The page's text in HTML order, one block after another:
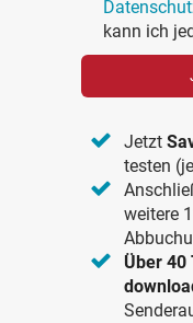
kann ich
Jetzt
testen
weitere
Über 40